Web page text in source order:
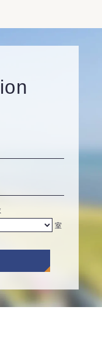
室